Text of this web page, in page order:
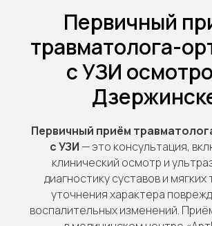
Первичный
травматолога-
с УЗИ
Первичный приём
с УЗИ — это консультация,
клинический осмотр и
диагностику суставов и мягких
уточнения характера
воспалительных изменений.